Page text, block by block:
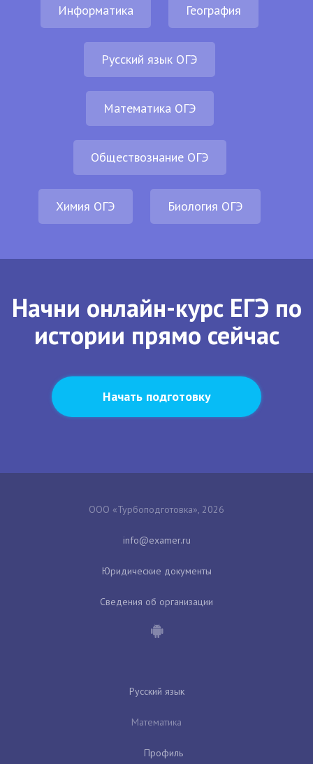
Информатика География
Русский язык ОГЭ
Математика ОГЭ
Обществознание ОГЭ
Химия ОГЭ Биология ОГЭ
Начни онлайн-курс ЕГЭ по
истории прямо сейчас
Начать подготовку
ООО «Турбоподготовка», 2026
Юридические документы
Сведения об организации
Русский язык
Математика
Профиль